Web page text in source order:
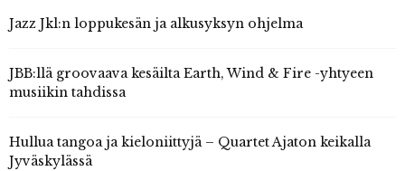
Jazz Jkl:n loppukesän ja alkusyksyn ohjelma
JBB:llä groovaava kesäilta Earth, Wind & Fire -yhtyeen
musiikin tahdissa
Hullua tangoa ja kieloniittyjä – Quartet Ajaton keikalla
Jyväskylässä